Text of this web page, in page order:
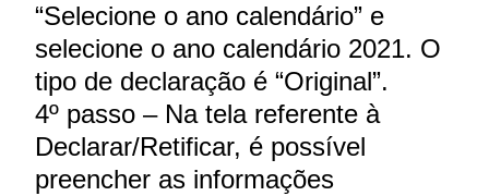
“Selecione o ano calendário” e
selecione o ano calendário 2021. O
tipo de declaração é “Original”.
4º passo – Na tela referente à
Declarar/Retificar, é possível
preencher as informações